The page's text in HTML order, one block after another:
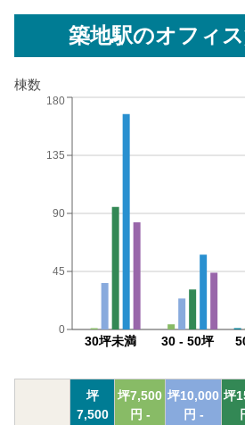
築地駅のオフィ
棟数
30坪未満 30 - 50坪
0
45
90
135
180
坪
7,500
坪7,500
円 -
坪10,000
円 -
坪